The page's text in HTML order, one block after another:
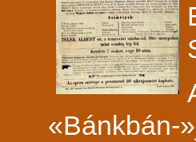
«Bánkbán-